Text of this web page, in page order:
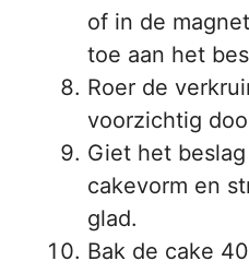
of in de
toe aan het
Roer de
voorzichtig
Giet het
cakevorm en
glad.
Bak de cake